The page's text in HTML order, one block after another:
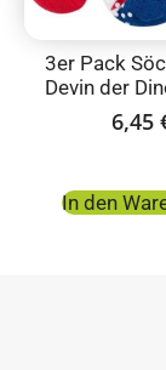
3er Pack
Devin der
6,45
In den